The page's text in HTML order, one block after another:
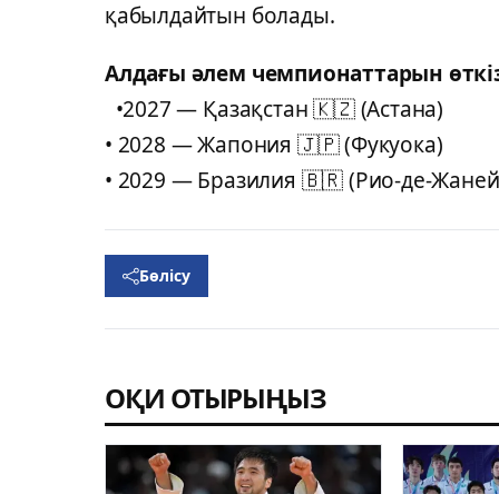
қабылдайтын болады.
Алдағы әлем чемпионаттарын
•2027 — Қазақстан 🇰🇿 (Астана)
• 2028 — Жапония 🇯🇵 (Фукуока)
• 2029 — Бразилия 🇧🇷 (Рио-де-
Бөлісу
ОҚИ ОТЫРЫҢЫЗ